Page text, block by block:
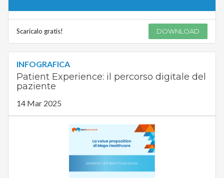
Scaricalo gratis! DOWNLOAD
INFOGRAFICA
Patient Experience: il percorso digitale del
paziente
14 Mar 2025